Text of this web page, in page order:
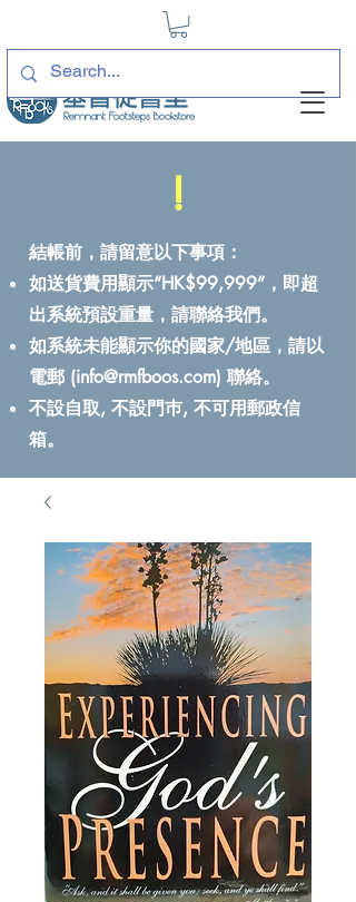
!
結帳前，請留意以下事項：
如送貨費用顯示“HK$99,999”，即超
出系統預設重量，請聯絡我們。
如系統未能顯示你的國家/地區，請以
電郵 (info@rmfboos.com) 聯絡。
不設自取, 不設門巿, 不可用郵政信
箱。